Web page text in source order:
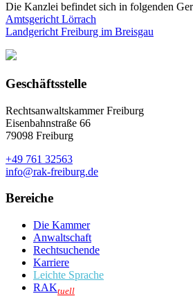
Die Kanzlei befindet sich in folgenden
Amtsgericht Lörrach
Landgericht Freiburg im Breisgau
Geschäftsstelle
Rechtsanwaltskammer Freiburg
Eisenbahnstraße 66
79098 Freiburg
+49 761 32563
info@rak-freiburg.de
Bereiche
Die Kammer
Anwaltschaft
Rechtsuchende
Karriere
Leichte Sprache
RAKtuell